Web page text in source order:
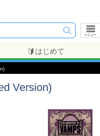
メニュー
はじめて
Version)